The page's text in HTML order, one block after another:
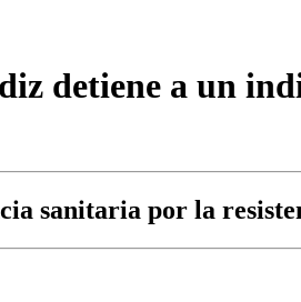
detiene a un
sanitaria por la